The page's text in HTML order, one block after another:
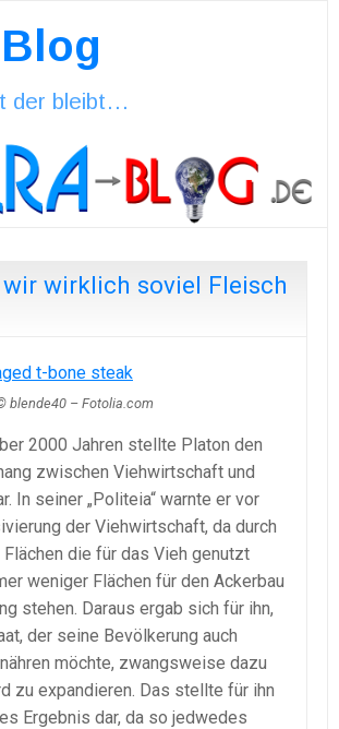
der bleibt…
wir wirklich soviel Fleisch
blende40 – Fotolia.com
2000 Jahren stellte Platon den
zwischen Viehwirtschaft und
In seiner „Politeia“ warnte er vor
der Viehwirtschaft, da durch
Flächen die für das Vieh genutzt
weniger Flächen für den Ackerbau
stehen. Daraus ergab sich für ihn,
der seine Bevölkerung auch
möchte, zwangsweise dazu
zu expandieren. Das stellte für ihn
Ergebnis dar, da so jedwedes